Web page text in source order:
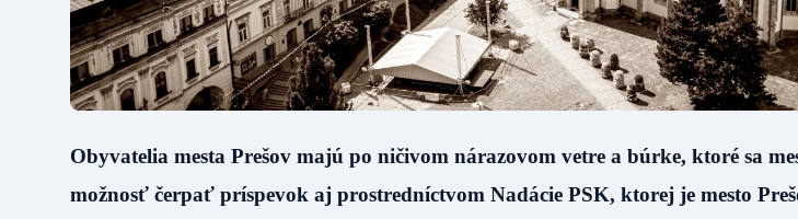
Obyvatelia mesta Prešov majú po ničivom nárazovom vetre a búrke, ktoré sa
možnosť čerpať príspevok aj prostredníctvom Nadácie PSK, ktorej je mesto